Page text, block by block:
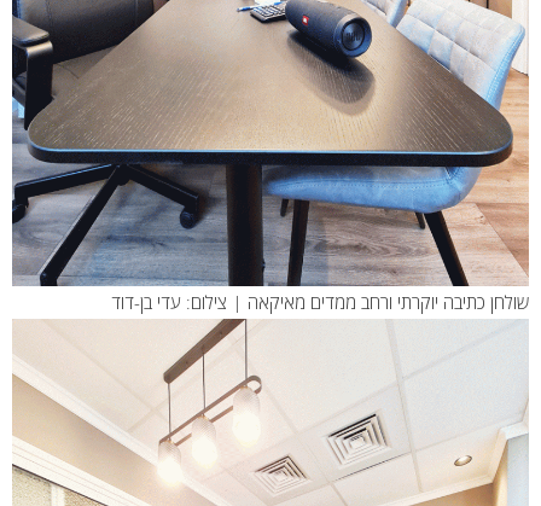
שולחן כתיבה יוקרתי ורחב ממדים מאיקאה | צילום: עדי בן-דוד